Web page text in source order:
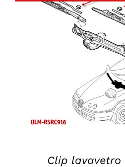
Clip lavavetro